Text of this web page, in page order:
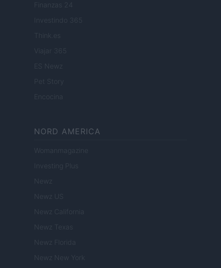
Finanzas 24
Investindo 365
Viajar 365
ES Newz
Pet Story
Encocina
NORD AMERICA
Womanmagazine
Investing Plus
Newz
Newz US
Newz California
Newz Texas
Newz Florida
Newz New York